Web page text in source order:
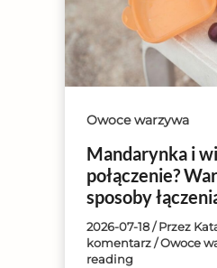
Owoce warzywa
Mandarynka i
połączenie?
sposoby
2026-07-18/ Przez
komentarz/Owoce
reading